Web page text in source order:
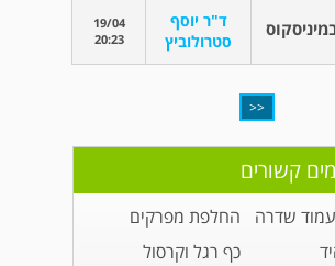
ד"ר יוסף
סטרולוביץ
19/04
20:23
<<
קשורים
שדרה
החלפת מפרקים
כף רגל וקרסול